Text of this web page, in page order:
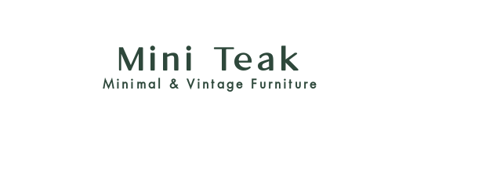
Mini Teak
Minimal & Vintage Furniture